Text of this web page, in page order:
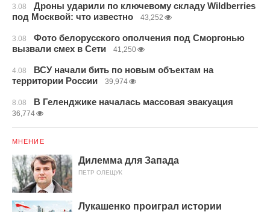
3.08
Дроны ударили по ключевому складу Wildberries
под Москвой: что известно
43,252
3.08
Фото белорусского ополчения под Сморгонью
вызвали смех в Сети
41,250
4.08
ВСУ начали бить по новым объектам на
территории России
39,974
8.08 В Геленджике началась массовая эвакуация
36,774
МНЕНИЕ
Дилемма для Запада
ПЕТР ОЛЕЩУК
Лукашенко проиграл истории